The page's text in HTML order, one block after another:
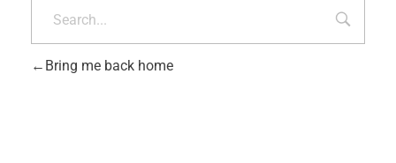
Bring me back home